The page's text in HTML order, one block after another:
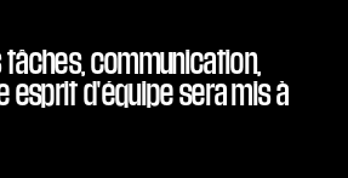
tâches, communication,
esprit d'équipe sera mis à